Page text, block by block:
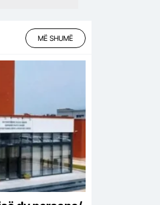
MË SHUMË